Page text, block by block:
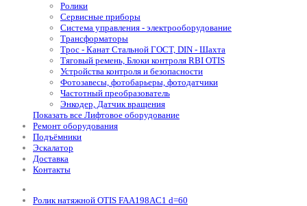
Ролики
Сервисные приборы
Система управления - электрооборудование
Трансформаторы
Трос - Канат Стальной ГОСТ, DIN - Шахта
Тяговый ремень, Блоки контроля RBI OTIS
Устройства контроля и безопасности
Фотозавесы, фотобарьеры, фотодатчики
Частотный преобразователь
Энкодер, Датчик вращения
Показать все Лифтовое оборудование
Ремонт оборудования
Подъёмники
Эскалатор
Доставка
Контакты
Ролик натяжной OTIS FAA198AC1 d=60